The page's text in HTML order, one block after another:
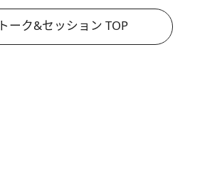
トーク&セッション TOP